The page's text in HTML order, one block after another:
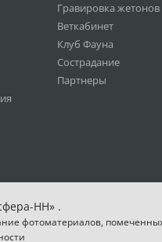
Гравировка жетонов
Веткабинет
Клуб Фауна
Сострадание
Партнеры
НН» .
фотоматериалов,